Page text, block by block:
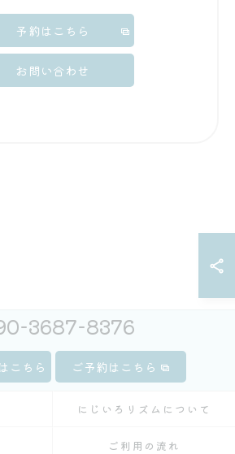
予約はこちら
お問い合わせ
3687-8376
こちら ご予約はこちら
にじいろリズムについて
ご利用の流れ